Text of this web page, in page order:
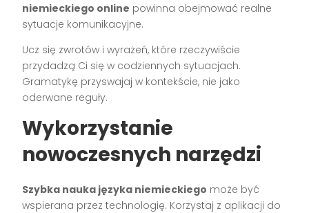
niemieckiego online powinna obejmować realne
sytuacje komunikacyjne.
Ucz się zwrotów i wyrażeń, które rzeczywiście
przydadzą Ci się w codziennych sytuacjach.
Gramatykę przyswajaj w kontekście, nie jako
oderwane reguły.
Wykorzystanie
nowoczesnych narzędzi
Szybka nauka języka niemieckiego może być
wspierana przez technologię. Korzystaj z aplikacji do